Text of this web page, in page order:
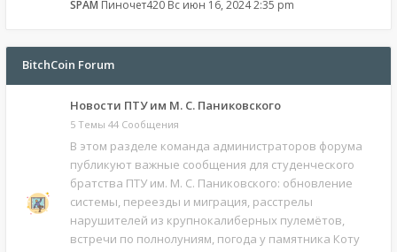
SPAM Пиночет420 Вс июн 16, 2024 2:35 pm
BitchCoin Forum
Новости ПТУ им М. С. Паниковского
5 Темы 44 Сообщения
В этом разделе команда администраторов форума
публикуют важные сообщения для студенческого
братства ПТУ им. М. С. Паниковского: обновление
системы, переезды и миграция, расстрелы
нарушителей из крупнокалиберных пулемётов,
встречи по полнолуниям, погода у памятника Коту